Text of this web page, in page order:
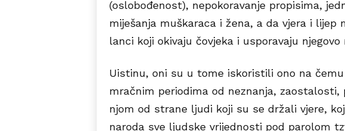
(oslobođenost), nepokoravanje propisima,
miješanja muškaraca i žena, a da vjera i lijep
lanci koji okivaju čovjeka i usporavaju njegovo
Uistinu, oni su u tome iskoristili ono na
mračnim periodima od neznanja,
njom od strane ljudi koji su se držali vjere,
naroda sve ljudske vrijednosti pod parolom